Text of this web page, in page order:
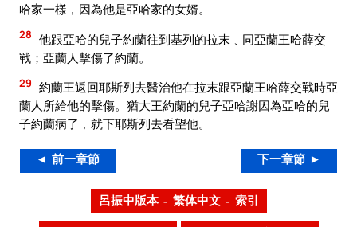
哈家一樣﹐因為他是亞哈家的女婿。
28 他跟亞哈的兒子約蘭往到基列的拉末﹑同亞蘭王哈薛交
戰；亞蘭人擊傷了約蘭。
29 約蘭王返回耶斯列去醫治他在拉末跟亞蘭王哈薛交戰時亞
蘭人所給他的擊傷。猶大王約蘭的兒子亞哈謝因為亞哈的兒
子約蘭病了﹐就下耶斯列去看望他。
◄ 前一章節 下一章節 ►
呂振中版本 – 繁体中文 – 索引